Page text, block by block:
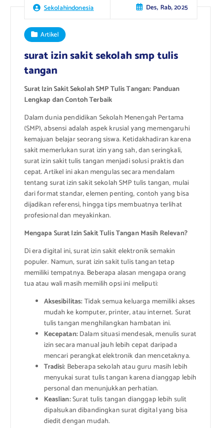
Sekolahindonesia Des, Rab, 2025
Artikel
surat izin sakit sekolah smp tulis
tangan
Surat Izin Sakit Sekolah SMP Tulis Tangan: Panduan
Lengkap dan Contoh Terbaik
Dalam dunia pendidikan Sekolah Menengah Pertama
(SMP), absensi adalah aspek krusial yang memengaruhi
kemajuan belajar seorang siswa. Ketidakhadiran karena
sakit memerlukan surat izin yang sah, dan seringkali,
surat izin sakit tulis tangan menjadi solusi praktis dan
cepat. Artikel ini akan mengulas secara mendalam
tentang surat izin sakit sekolah SMP tulis tangan, mulai
dari format standar, elemen penting, contoh yang bisa
dijadikan referensi, hingga tips membuatnya terlihat
profesional dan meyakinkan.
Mengapa Surat Izin Sakit Tulis Tangan Masih Relevan?
Di era digital ini, surat izin sakit elektronik semakin
populer. Namun, surat izin sakit tulis tangan tetap
memiliki tempatnya. Beberapa alasan mengapa orang
tua atau wali masih memilih opsi ini meliputi:
Aksesibilitas:Tidak semua keluarga memiliki akses
mudah ke komputer, printer, atau internet. Surat
tulis tangan menghilangkan hambatan ini.
Kecepatan:Dalam situasi mendesak, menulis surat
izin secara manual jauh lebih cepat daripada
mencari perangkat elektronik dan mencetaknya.
Tradisi: Beberapa sekolah atau guru masih lebih
menyukai surat tulis tangan karena dianggap lebih
personal dan menunjukkan perhatian.
Keaslian:Surat tulis tangan dianggap lebih sulit
dipalsukan dibandingkan surat digital yang bisa
diedit dengan mudah.